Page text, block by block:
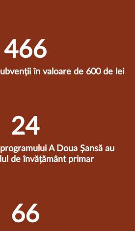
474
în valoare de 600 de lei
25
A Doua Șansă au
de învățământ primar
67